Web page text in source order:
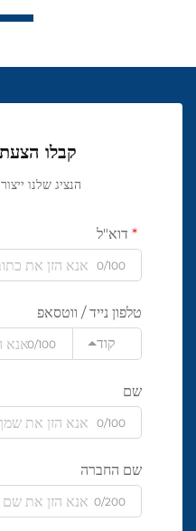
קבלו
הנציג שלנו
דוא"ל
0/100
טלפון נייד / ווטסאפ
קוד
0/100
שם
0/100
שם החברה
0/200